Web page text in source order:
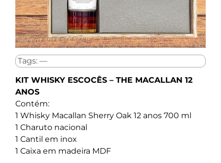
Tags: —
KIT WHISKY ESCOCÊS – THE MACALLAN 12
ANOS
Contém:
1 Whisky Macallan Sherry Oak 12 anos 700 ml
1 Charuto nacional
1 Cantil em inox
1 Caixa em madeira MDF